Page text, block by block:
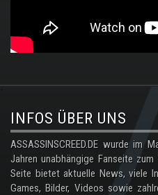
.
INFOS ÜBER UNS
ASSASSINSCREED.DE wurde
Jahren unabhängige Fanseite zum
Seite bietet aktuelle News, viele
Games, Bilder, Videos sowie